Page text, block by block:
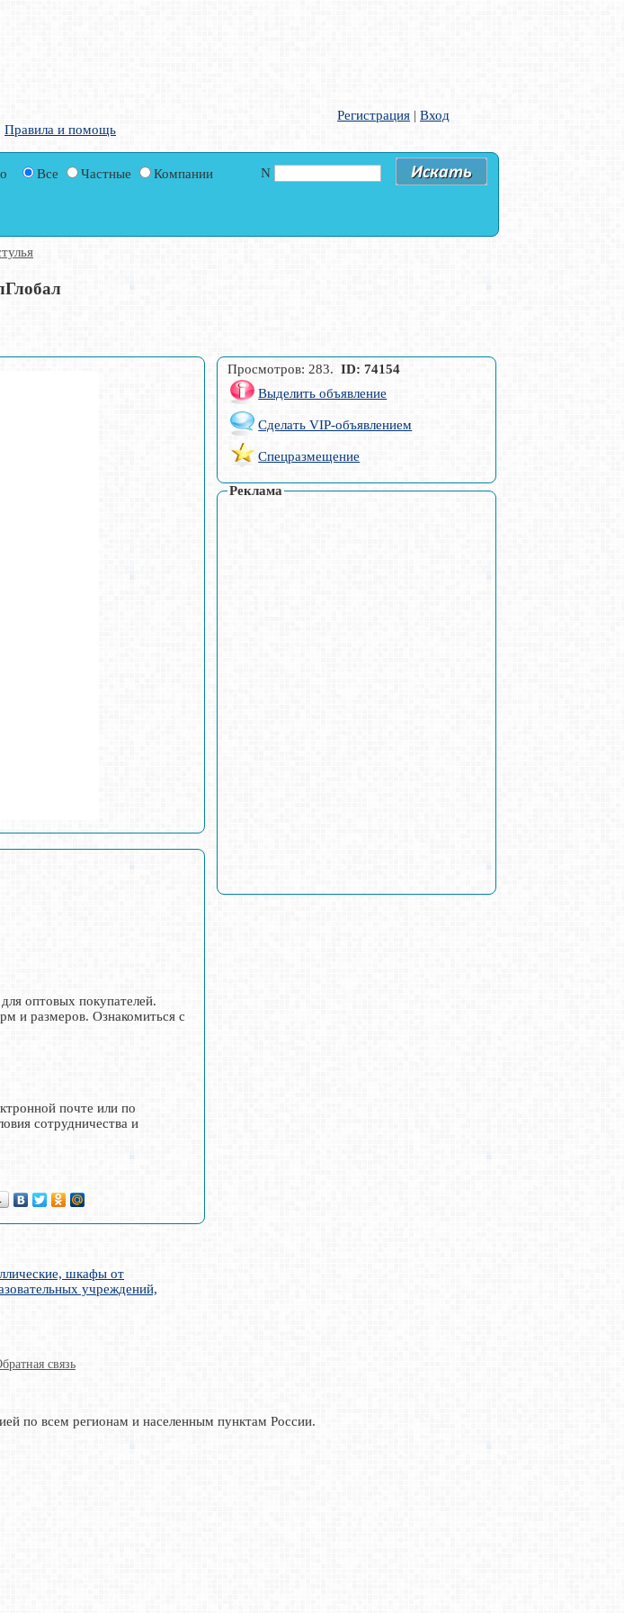
Правила и помощь
Регистрация | Вход
Все Частные Компании N
оптовых покупателей.
и размеров. Ознакомиться с
почте или по
сотрудничества и
шкафы от
учреждений,
Просмотров: 283.ID: 74154
Выделить объявление
Сделать VIP-объявлением
Спецразмещение
Реклама
связь
по всем регионам и населенным пунктам России.